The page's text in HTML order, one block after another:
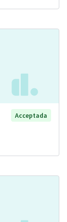
Acceptada